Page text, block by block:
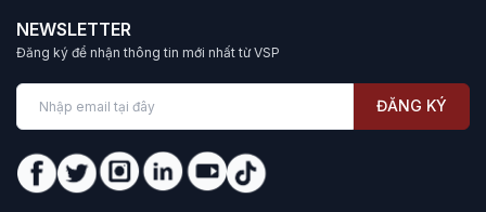
NEWSLETTER
Đăng ký để nhận thông tin mới nhất từ VSP
ĐĂNG KÝ